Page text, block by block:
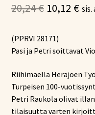
20,24€
oli:
10,12 € sis.
(PPRVI 28171)
Pasi ja Petri soittavat
Riihimäellä Herajoen
Turpeisen 100-
Petri Raukola olivat
tilaisuutta varten